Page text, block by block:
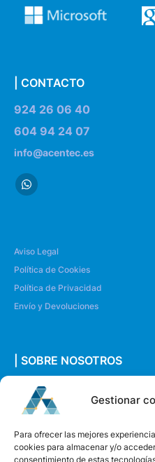
Gestionar
Para ofrecer las mejores
cookies para almacenar y/o
consentimiento de estas
| CONTACTO
924 26 06 40
604 94 24 07
info@acentec.es
Aviso Legal
Política de Cookies
Política de Privacidad
Envío y Devoluciones
| SOBRE NOSOTROS
Quiénes somos
Envíanos un mensaje